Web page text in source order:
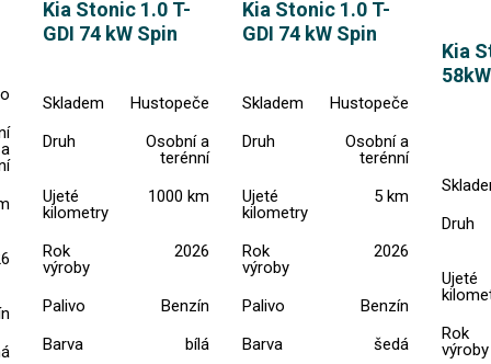
a
Kia Stonic 1.0 T-
GDI 74 kW Spin
Skladem
Hustopeče
Druh
Osobní a
terénní
Ujeté
kilometry
1000 km
Rok
výroby
2026
Palivo
Benzín
Barva
bílá
Kia Stonic 1.0 T-
GDI 74 kW Spin
Skladem
Hustopeče
Druh
Osobní a
terénní
Ujeté
kilometry
5 km
Rok
výroby
2026
Palivo
Benzín
Barva
šedá
Kia
Druh
Ujeté
Rok
výroby